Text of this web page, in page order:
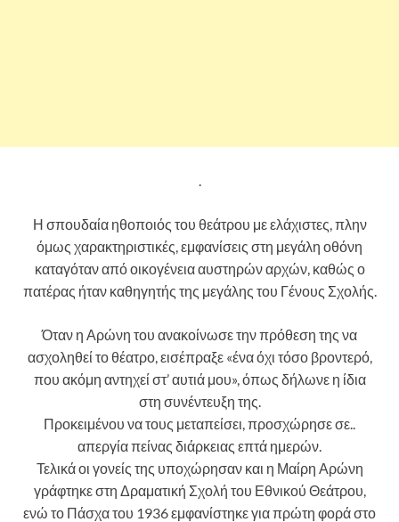
Η σπουδαία ηθοποιός του θεάτρου με ελάχιστες, πλην
όμως χαρακτηριστικές, εμφανίσεις στη μεγάλη οθόνη
καταγόταν από οικογένεια αυστηρών αρχών, καθώς ο
πατέρας ήταν καθηγητής της μεγάλης του Γένους Σχολής.
Όταν η Αρώνη του ανακοίνωσε την πρόθεση της να
ασχοληθεί το θέατρο, εισέπραξε «ένα όχι τόσο βροντερό,
που ακόμη αντηχεί στ’ αυτιά μου», όπως δήλωνε η ίδια
στη συνέντευξη της.
Προκειμένου να τους μεταπείσει, προσχώρησε σε..
απεργία πείνας διάρκειας επτά ημερών.
Τελικά οι γονείς της υποχώρησαν και η Μαίρη Αρώνη
γράφτηκε στη Δραματική Σχολή του Εθνικού Θεάτρου,
ενώ το Πάσχα του 1936 εμφανίστηκε για πρώτη φορά στο